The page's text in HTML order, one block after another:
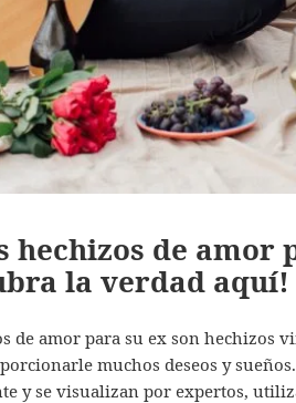
hechizos de
la verdad aquí!
de amor para su ex son hechizos
muchos deseos y
y se visualizan por expertos,